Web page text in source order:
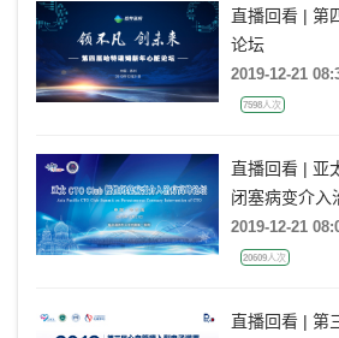
直播回看 | 第
论坛
2019-12-21
7598人次
直播回看 | 亚
闭塞病变介入
2019-12-21
20609人次
直播回看 | 第